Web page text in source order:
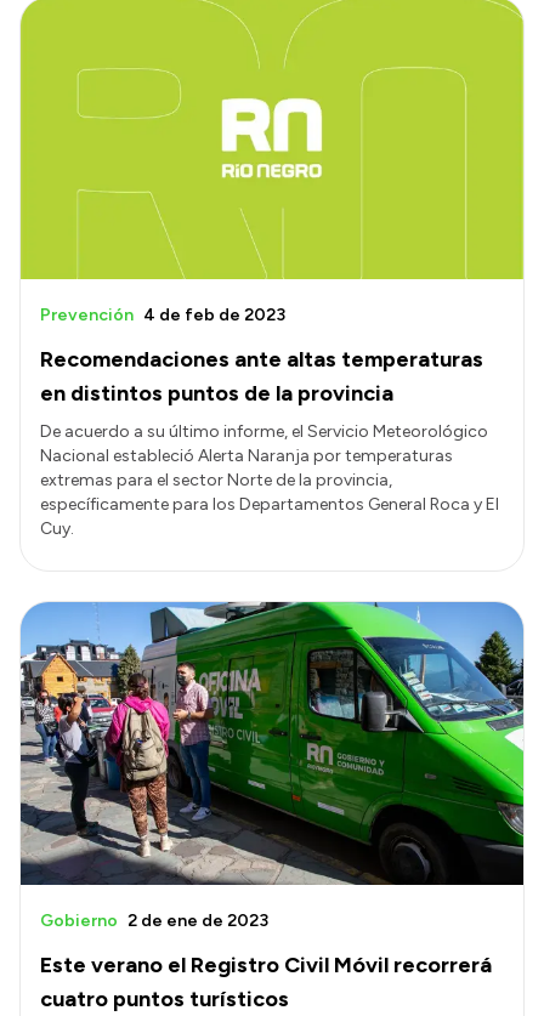
Recomendaciones ante altas temperaturas
en distintos puntos de la provincia
Prevención 4 de feb de 2023
De acuerdo a su último informe, el Servicio Meteorológico
Nacional estableció Alerta Naranja por temperaturas
extremas para el sector Norte de la provincia,
específicamente para los Departamentos General Roca y El
Cuy.
Este verano el Registro Civil Móvil recorrerá
cuatro puntos turísticos
Gobierno 2 de ene de 2023